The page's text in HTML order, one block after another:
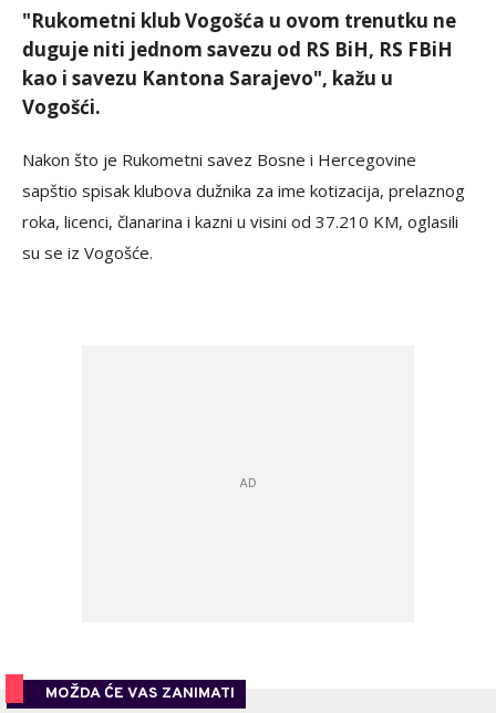
"Rukometni klub Vogošća u ovom trenutku ne
duguje niti jednom savezu od RS BiH, RS FBiH
kao i savezu Kantona Sarajevo", kažu u
Vogošći.
Nakon što je Rukometni savez Bosne i Hercegovine
sapštio spisak klubova dužnika za ime kotizacija, prelaznog
roka, licenci, članarina i kazni u visini od 37.210 KM, oglasili
su se iz Vogošće.
MOŽDA ĆE VAS ZANIMATI